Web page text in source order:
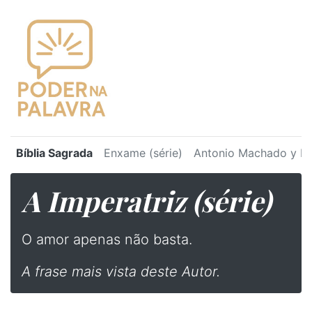
Bíblia Sagrada Enxame (série) Antonio Machado y
A Imperatriz (série)
O amor apenas não basta.
A frase mais vista deste Autor.